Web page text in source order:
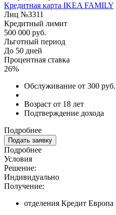
Кредитная карта IKEA FAMILY
Лиц №3311
Кредитный лимит
500 000 руб.
Льготный период
До 50 дней
Процентная ставка
26%
Обслуживание от 300 руб.
Возраст от 18 лет
Подтверждение дохода
Подробнее
Подать заявку
Подробнее
Условия
Решение:
Индивидуально
Получение:
отделения Кредит Европа